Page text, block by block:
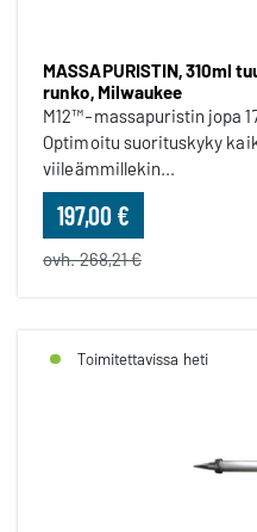
MASSAPURISTIN, 310ml
runko, Milwaukee
M12™-massapuristin jopa
Optimoitu suorituskyky
viileämmillekin...
197,00 €
ovh. 268,21 €
Toimitettavissa heti